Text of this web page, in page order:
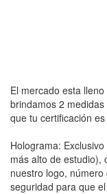
El mercado esta
brindamos 2
que tu certificación
Holograma:
más alto de estudio),
nuestro logo,
seguridad para que